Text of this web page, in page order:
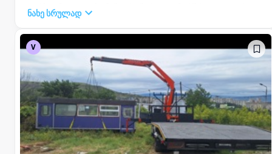
ტექნიკამ ადგილზე მუშაობა შეძლოს. მარშრუტი და დრო:
მგზავრების გადაყვანის ან პირადი მძღოლის აყვანისას
წინასწარ შეათანხმეთ ზუსტი ლოკაციები და
გაითვალისწინეთ პიკის საათები დროის დასაზოგად.
უსაფრთხოება და შეფუთვა: ძვირადღირებული ტვირთის
გადაზიდვისას წინასწარ იზრუნეთ პროფესიონალურ
შეფუთვაზე და დააზუსტეთ გადამზიდთან
პასუხისმგებლობის პირობები. სანდო პარტნიორი: ენდეთ
მძღოლებსა და კომპანიებს, რომლებსაც აქვთ გამართული
ავტოპარკი და დადებითი ისტორია. დაზოგეთ დრო:
იპოვნეთ ტვირთის გადამზიდები, პირადი მძღოლები და
სპეცტექნიკა რეალური რეიტინგებისა და ფასების
ნახე სრულად
V